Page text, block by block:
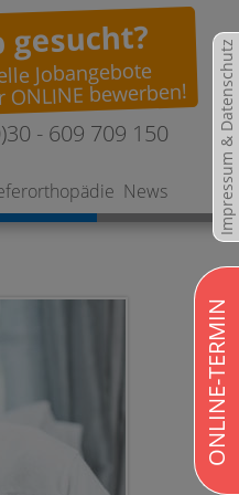
Impressum & Datenschutz
ONLINE-TERMIN
- 609 709 150
gesucht?
Jobangebote
ONLINE bewerben!
News